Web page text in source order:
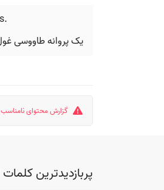
یک پروانه طاووسی
گزارش محتوای نامناسب
پربازدیدترین